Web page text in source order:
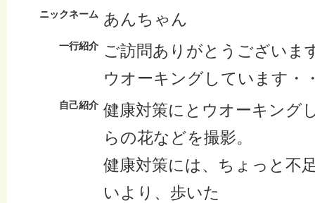
ニックネーム あんちゃん
一行紹介 ご訪問ありがとうございま
ウオーキングしています・
自己紹介 健康対策にとウオーキング
らの花などを撮影。
健康対策には、ちょっと不
いより、歩いた